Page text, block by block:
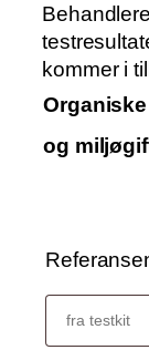
kommer i
og